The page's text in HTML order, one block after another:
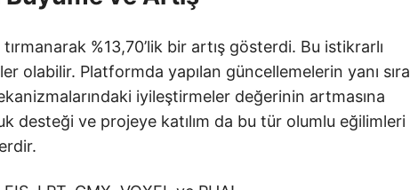
%13,70’lik bir artış gösterdi. Bu istikrarlı
olabilir. Platformda yapılan güncellemelerin yanı sıra
iyileştirmeler değerinin artmasına
desteği ve projeye katılım da bu tür olumlu eğilimleri